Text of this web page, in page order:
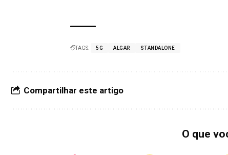
TAGS: 5G ALGAR STANDALONE
Compartilhar este artigo
O que